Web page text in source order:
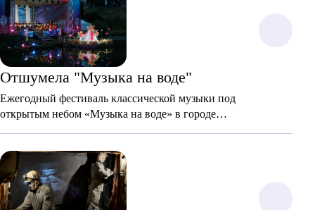
Отшумела "Музыка на воде"
Ежегодный фестиваль классической музыки под
открытым небом «Музыка на воде» в городе
великолепием классической музыки.